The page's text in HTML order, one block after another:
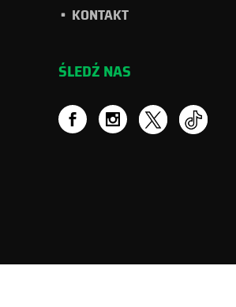
KONTAKT
ŚLEDŹ NAS